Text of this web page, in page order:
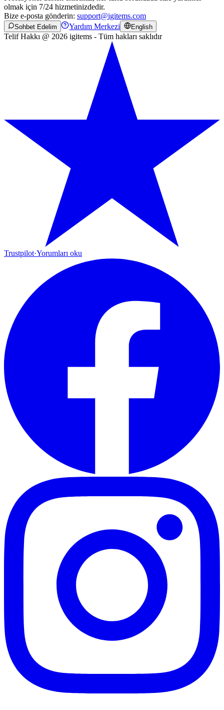
olmak için 7/24 hizmetinizdedir.
Bize e-posta gönderin: support@igitems.com
Sohbet Edelim Yardım Merkezi English
Telif Hakkı @ 2026 igitems - Tüm hakları saklıdır
Trustpilot·Yorumları oku